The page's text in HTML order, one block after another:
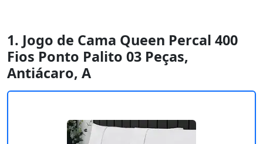
1. Jogo de Cama Queen Percal 400
Fios Ponto Palito 03 Peças,
Antiácaro, A